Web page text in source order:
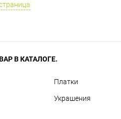
В КАТАЛОГЕ.
Платки
Украшения